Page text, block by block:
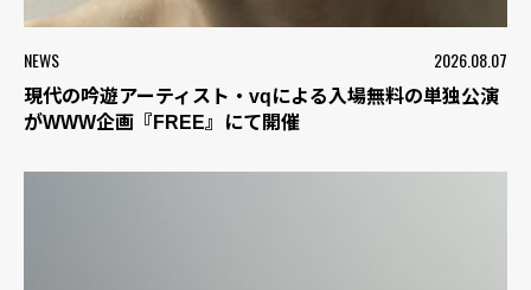
NEWS 2026.08.07
現代の吟遊アーティスト・vqによる入場無料の単独公演
がWWW企画『FREE』にて開催